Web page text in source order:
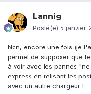
Lannig
Posté(e) 5 janvier
Non, encore une fois (je
permet de supposer que
à voir avec les pannes
express en relisant les
avec un autre chargeur !